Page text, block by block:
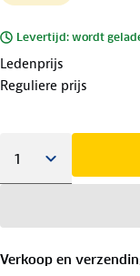
Levertijd: wordt
Ledenprijs
Reguliere prijs
Verkoop en